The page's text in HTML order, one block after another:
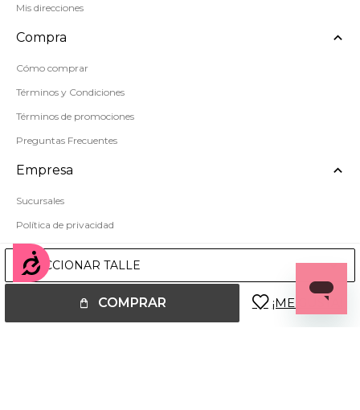
Accesibilidad
SELECCIONAR TALLE
COMPRAR
Mis direcciones
Compra
Cómo comprar
Términos y Condiciones
Términos de promociones
Preguntas Frecuentes
Empresa
Sucursales
Política de privacidad
Mapa del sitio